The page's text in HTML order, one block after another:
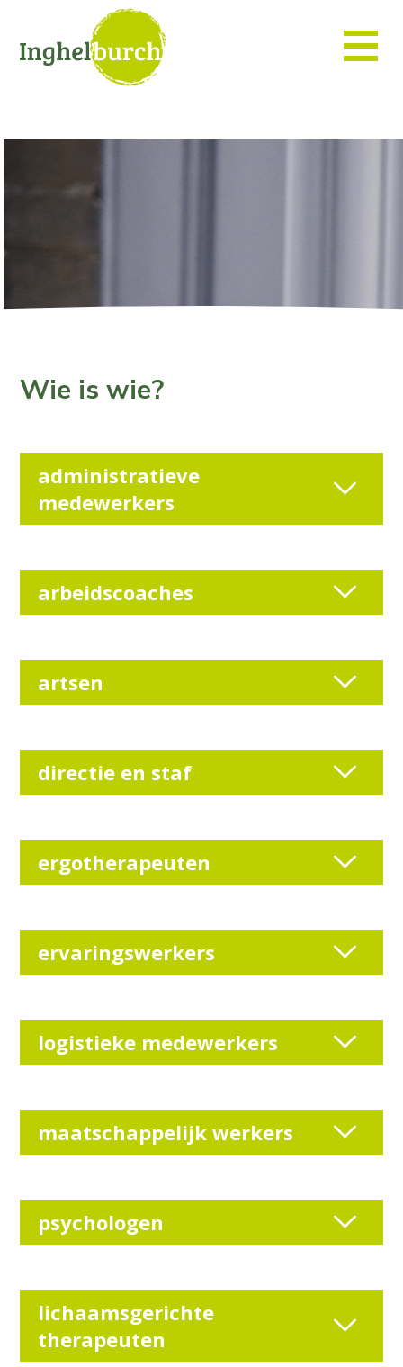
Wie is wie?
administratieve
medewerkers
arbeidscoaches
artsen
directie en staf
ergotherapeuten
ervaringswerkers
logistieke medewerkers
maatschappelijk werkers
psychologen
lichaamsgerichte
therapeuten